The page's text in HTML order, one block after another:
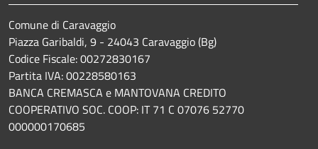
Comune di Caravaggio
Piazza Garibaldi, 9 - 24043 Caravaggio (Bg)
Codice Fiscale: 00272830167
Partita IVA: 00228580163
BANCA CREMASCA e MANTOVANA CREDITO
COOPERATIVO SOC. COOP: IT 71 C 07076 52770
000000170685